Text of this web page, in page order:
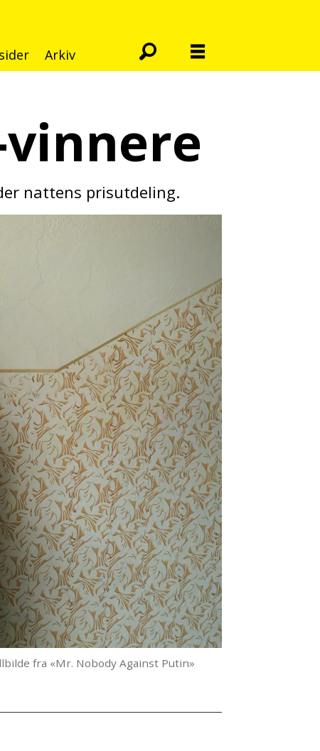
Arkiv
nattens prisutdeling.
fra «Mr. Nobody Against Putin»